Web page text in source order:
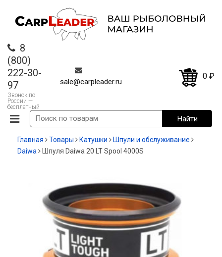
8
(800)
222-30-
97
Звонок по
России —
бесплатный
sale@carpleader.ru
0 ₽
Главная Товары Катушки
Шпули и обслуживание
Daiwa
Шпуля Daiwa 20 LT Spool 4000S